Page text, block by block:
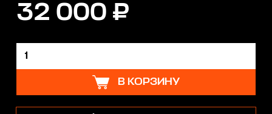
32 000 ₽
В КОРЗИНУ